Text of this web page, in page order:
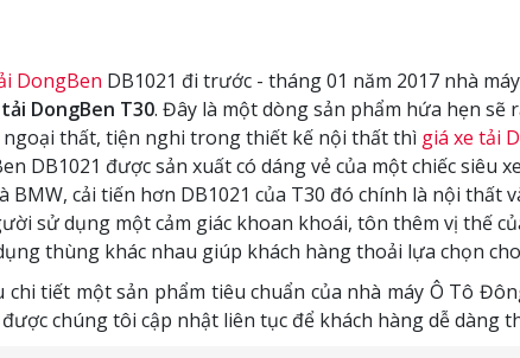
DongBen DB1021 đi trước - tháng 01 năm 2017 nhà
DongBen T30. Đây là một dòng sản phẩm hứa hẹn
ngoại thất, tiện nghi trong thiết kế nội thất thì giá xe tải
DB1021 được sản xuất có dáng vẻ của một chiếc siêu
cải tiến hơn DB1021 của T30 đó chính là nội
sử dụng một cảm giác khoan khoái, tôn thêm vị thế
thùng khác nhau giúp khách hàng thoải lựa chọn
chi tiết một sản phẩm tiêu chuẩn của nhà máy Ô Tô
chúng tôi cập nhật liên tục để khách hàng dễ dàng